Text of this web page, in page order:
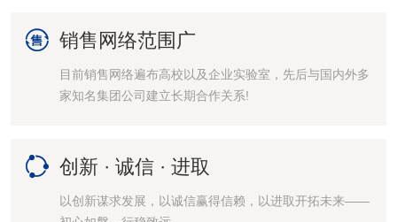
 销售网络范围广
目前销售网络遍布高校以及企业实验室，先后与国内外多
家知名集团公司建立长期合作关系!
 创新 · 诚信 · 进取
以创新谋求发展，以诚信赢得信赖，以进取开拓未来——